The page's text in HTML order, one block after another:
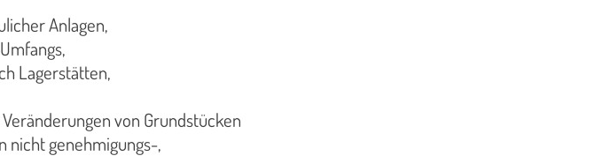
Anlagen,
Lagerstätten,
von Grundstücken
nicht genehmigungs-,